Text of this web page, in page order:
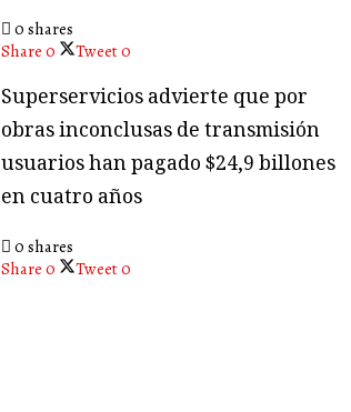
0 shares
Share 0 Tweet0
Superservicios advierte que por
obras inconclusas de transmisión
usuarios han pagado $24,9 billones
en cuatro años
0 shares
Share 0 Tweet0